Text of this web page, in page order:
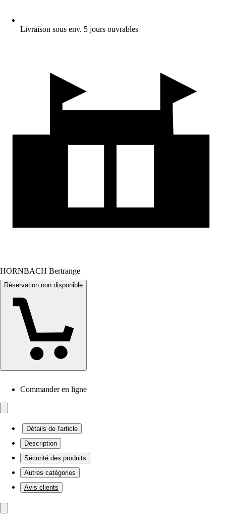
Livraison sous env. 5 jours ouvrables
HORNBACH Bertrange
Réservation non disponible
Commander en ligne
Détails de l'article
Description
Sécurité des produits
Autres catégories
Avis clients